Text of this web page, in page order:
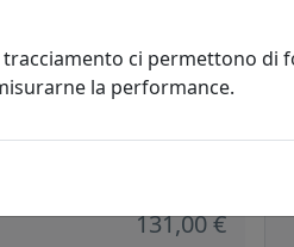
131,00 €
ci permettono di
la performance.